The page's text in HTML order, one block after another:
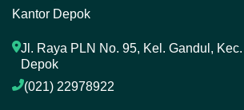
Kantor Depok
Jl. Raya PLN No. 95, Kel. Gandul,
Depok
(021) 22978922